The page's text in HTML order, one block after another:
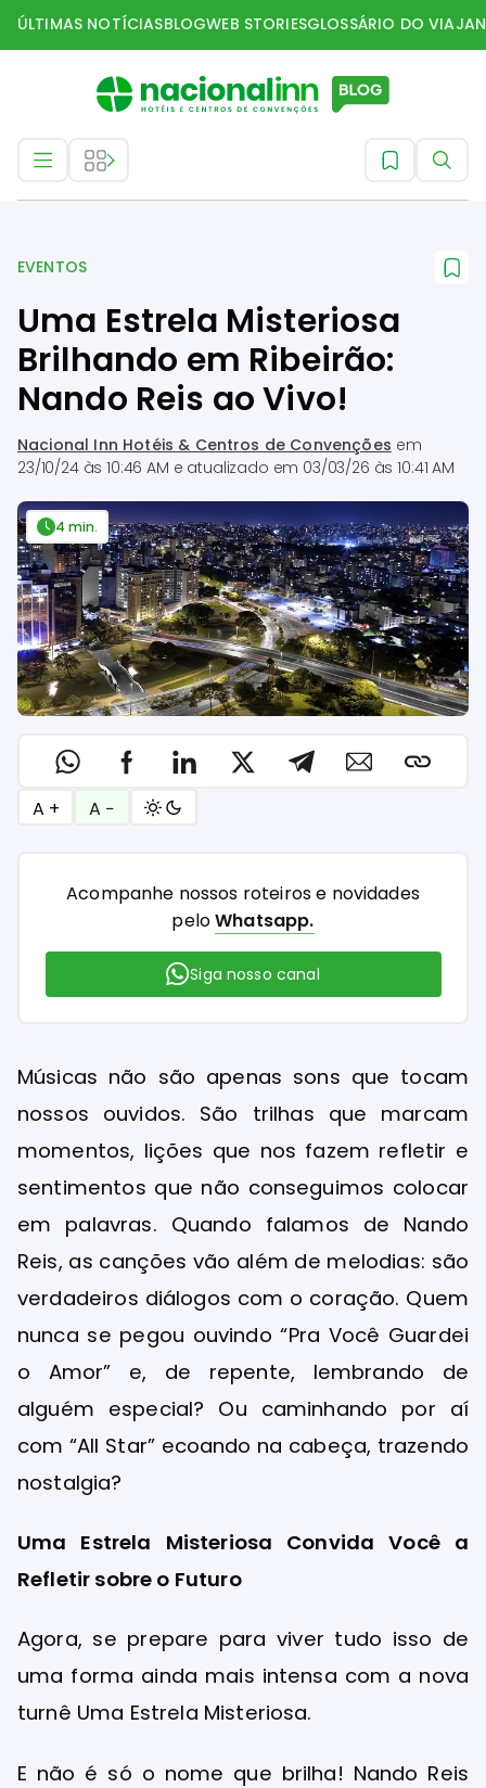
ÚLTIMAS NOTÍCIASBLOGWEB STORIESGLOSSÁRIO DO
EVENTOS
Uma Estrela Misteriosa
Brilhando em Ribeirão:
Nando Reis ao Vivo!
Nacional Inn Hotéis & Centros de Convenções em
23/10/24 às 10:46 AM e atualizado em 03/03/26 às 10:41 AM
4 min.
A + A −
Acompanhe nossos roteiros e novidades
peloWhatsapp.
Siga nosso canal
Músicas não são apenas sons que tocam
nossos ouvidos. São trilhas que marcam
momentos, lições que nos fazem refletir e
sentimentos que não conseguimos colocar
em palavras. Quando falamos de Nando
Reis, as canções vão além de melodias: são
verdadeiros diálogos com o coração. Quem
nunca se pegou ouvindo “Pra Você Guardei
o Amor” e, de repente, lembrando de
alguém especial? Ou caminhando por aí
com “All Star” ecoando na cabeça, trazendo
nostalgia?
Uma Estrela Misteriosa Convida Você a
Refletir sobre o Futuro
Agora, se prepare para viver tudo isso de
uma forma ainda mais intensa com a nova
turnê Uma Estrela Misteriosa.
E não é só o nome que brilha! Nando Reis